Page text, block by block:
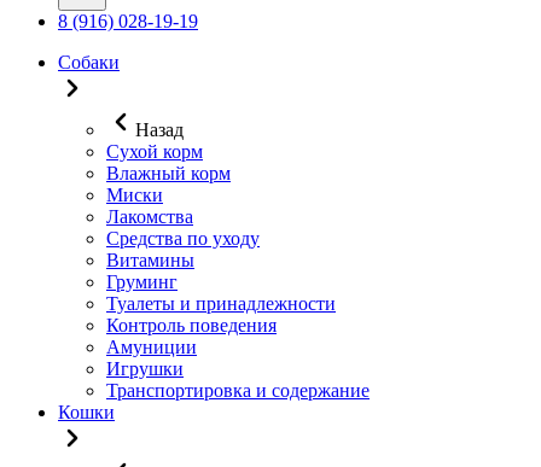
8 (916) 028-19-19
Собаки
Назад
Сухой корм
Влажный корм
Миски
Лакомства
Средства по уходу
Витамины
Груминг
Туалеты и принадлежности
Контроль поведения
Амуниции
Игрушки
Транспортировка и содержание
Кошки